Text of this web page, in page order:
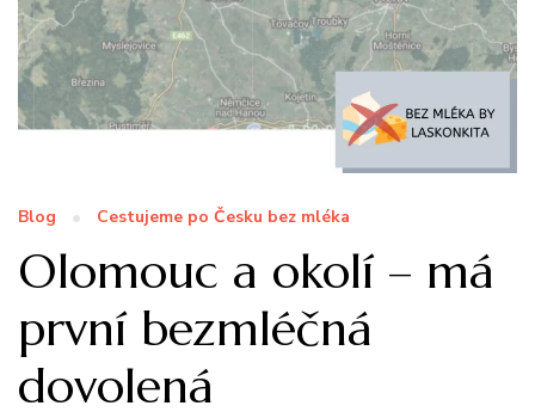
Blog Cestujeme po Česku bez mléka
Olomouc a okolí – má
první bezmléčná
dovolená